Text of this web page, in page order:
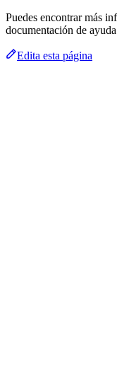
Puedes encontrar más
documentación de
Edita esta página